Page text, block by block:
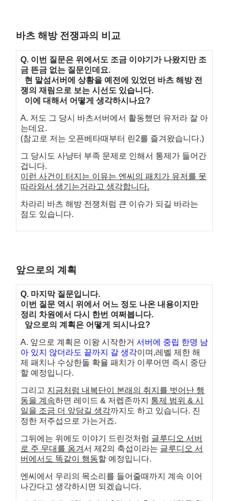
바츠 해방 전쟁과의 비교
Q. 이번 질문은 위에서도 조금 이야기가 나왔지만 조
금 뜬금 없는 질문인데요.
현 말섬서버에 상황을 예전에 있었던 바츠 해방 전
쟁의 재림으로 보는 시선도 있습니다.
이에 대해서 어떻게 생각하시나요?
A. 저도 그 당시 바츠서버에서 활동했던 유저라 잘 아
는데요.
(참고로 저는 오픈베타때부터 린2를 즐겨왔습니다.)
그 당시도 사냥터 부족 문제로 인해서 통제가 들어간
겁니다.
이런 사건이 터지는 이유는 엔씨의 패치가 유저를 못
따라와서 생기는거라고 생각합니다.
차라리 바츠 해방 전쟁처럼 큰 이슈가 되길 바라는
점도 있습니다.
앞으로의 계획
Q. 마지막 질문입니다.
이번 질문 역시 위에서 어느 정도 나온 내용이지만
정리 차원에서 다시 한번 여쩌봅니다.
앞으로의 계획은 어떻게 되시나요?
A. 앞으로 계획은 이왕 시작한거서버에 중립 한명 남
아 있지 않더라도 끝까지 갈 생각이며,레벨 제한 해
제 패치나 수상한돌 확율 패치가 이루어면 즉시 중단
할 예정입니다.
그리고 지금처럼 내복단이 본래의 취지를 벗어난 행
동을 계속하면 레이드 & 저렙존까지 통제 범위 & 시
일을 조금 더 앞당길 생각까지도 하고 있습니다. 진
정한 저주섭으로 가는거죠.
그뒤에는 위에도 이야기 드린것처럼 글루디오 서버
로 주 무대를 옴겨서 제2의 축섭이라는 글루디오 서
버에서도 똑같이 행동할 예정입니다.
엔씨에서 우리의 목소리를 들어줄때까지 계속 이어
나간다고 생각하시면 되겠습니다.